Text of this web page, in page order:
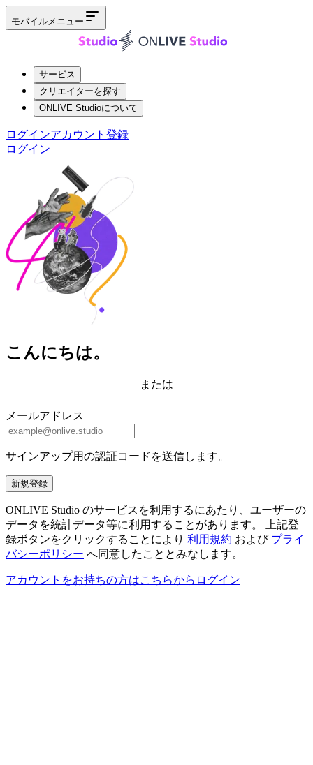
モバイルメニュー
サービス
クリエイターを探す
ONLIVE Studioについて
ログインアカウント登録
ログイン
こんにちは。
または
メールアドレス
サインアップ用の認証コードを送信します。
新規登録
ONLIVE Studio のサービスを利用するにあたり、ユーザーの
データを統計データ等に利用することがあります。 上記登
録ボタンをクリックすることにより 利用規約 および プライ
バシーポリシー へ同意したこととみなします。
アカウントをお持ちの方はこちらからログイン